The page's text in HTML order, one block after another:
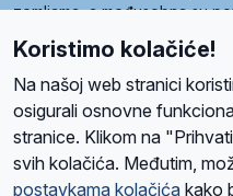
zemljama, a međusobna su
Radio Maria). Svjetsku obitelj
kojima je i hrvatska Udruga
O namaRadio Program
Koristimo kolačiće!
Na našoj web stranici
osigurali osnovne
stranice. Klikom na
svih kolačića. Međutim,
postavkama kolačića kako